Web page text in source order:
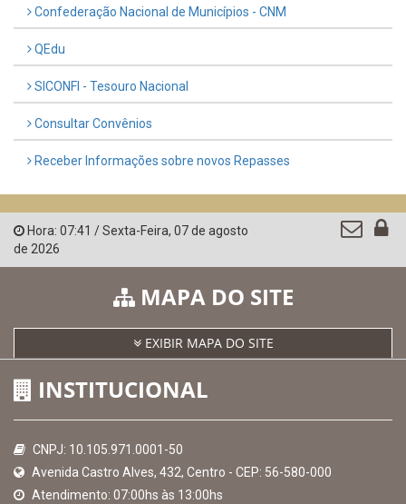
Confederação Nacional de Municípios - CNM
QEdu
SICONFI - Tesouro Nacional
Consultar Convênios
Receber Informações sobre novos Repasses
Hora: 07:41 /Sexta-Feira, 07 de agosto
de 2026
MAPA DO SITE
EXIBIR MAPA DO SITE
INSTITUCIONAL
CNPJ: 10.105.971.0001-50
Avenida Castro Alves, 432, Centro - CEP: 56-580-000
Atendimento: 07:00hs às 13:00hs